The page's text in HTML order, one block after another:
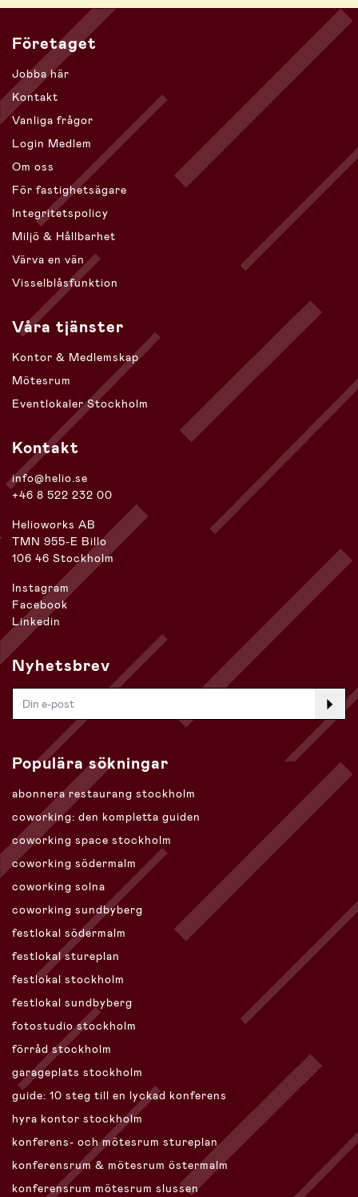
Företaget
Jobba här
Kontakt
Vanliga frågor
Login Medlem
Om oss
För fastighetsägare
Integritetspolicy
Miljö & Hållbarhet
Värva en vän
Visselblåsfunktion
Våra tjänster
Kontor & Medlemskap
Mötesrum
Eventlokaler Stockholm
Kontakt
info@helio.se
+46 8 522 232 00
Helioworks AB
TMN 955-E Billo
106 46 Stockholm
Instagram
Facebook
Linkedin
Nyhetsbrev
Populära sökningar
abonnera restaurang stockholm
coworking: den kompletta guiden
coworking space stockholm
coworking södermalm
coworking solna
coworking sundbyberg
festlokal södermalm
festlokal stureplan
festlokal stockholm
festlokal sundbyberg
fotostudio stockholm
förråd stockholm
garageplats stockholm
guide: 10 steg till en lyckad konferens
hyra kontor stockholm
konferens- och mötesrum stureplan
konferensrum & mötesrum östermalm
konferensrum mötesrum slussen